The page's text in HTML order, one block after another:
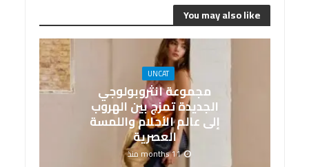
You may also like
UNCAT
مجموعة انثروبولوجي
الجديدة تمزج بين الهروب
إلى عالم الأحلام واللمسة
العصرية
11 months منذ